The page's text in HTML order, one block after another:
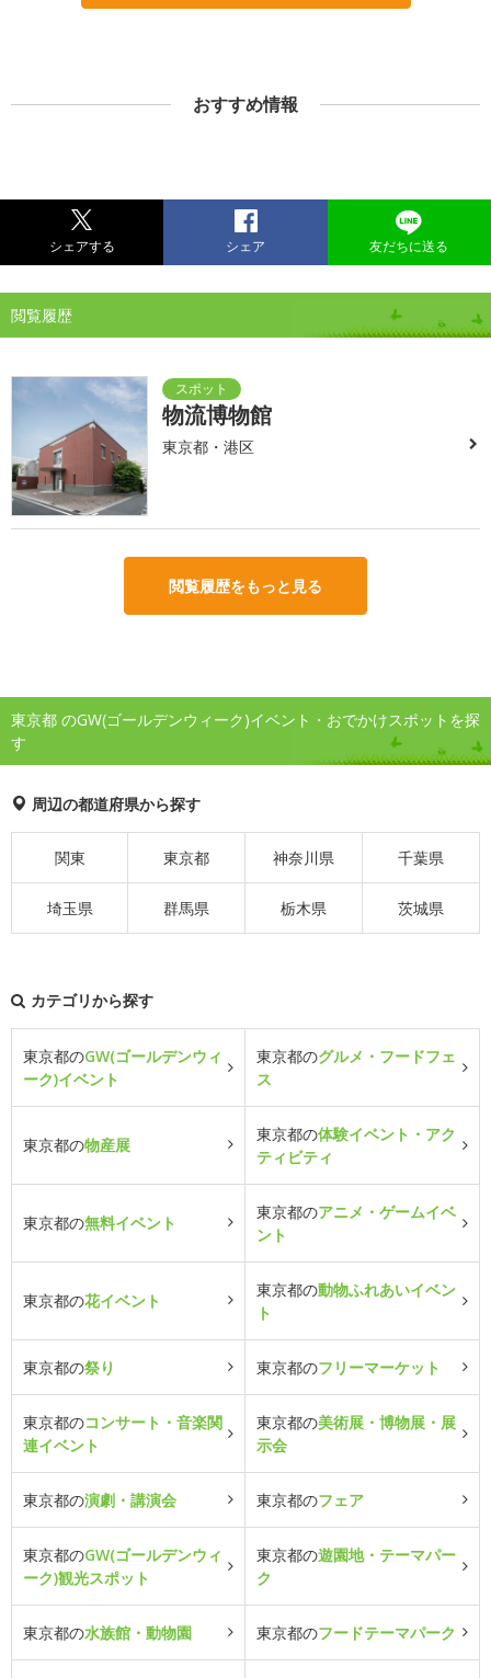
おすすめ情報
シェアする シェア 友だちに送る
閲覧履歴
物流博物館
東京都・港区
閲覧履歴をもっと見る
東京都 のGW(ゴールデンウィーク)イベント・おでかけスポットを探
す
周辺の都道府県から探す
関東 東京都 神奈川県 千葉県
埼玉県 群馬県 栃木県 茨城県
カテゴリから探す
東京都のGW(ゴールデンウィ
ーク)イベント
東京都のグルメ・フードフェ
ス
東京都の物産展
東京都の体験イベント・アク
ティビティ
東京都の無料イベント
東京都のアニメ・ゲームイベ
ント
東京都の花イベント
東京都の動物ふれあいイベン
ト
東京都の祭り 東京都のフリーマーケット
東京都のコンサート・音楽関
連イベント
東京都の美術展・博物展・展
示会
東京都の演劇・講演会 東京都のフェア
東京都のGW(ゴールデンウィ
ーク)観光スポット
東京都の遊園地・テーマパー
ク
東京都の水族館・動物園 東京都のフードテーマパーク